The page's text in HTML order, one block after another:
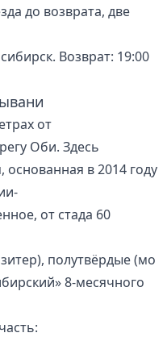
до возврата, две
Возврат: 19:00
от
Оби. Здесь
основанная в 2014 году
от стада 60
полутвёрдые (мо
8-месячного